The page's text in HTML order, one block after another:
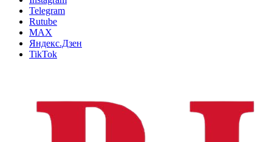
Telegram
Rutube
MAX
Яндекс.Дзен
TikTok